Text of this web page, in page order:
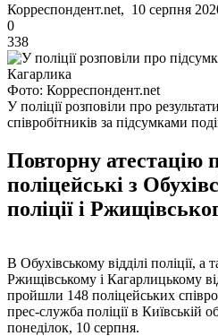
Корреспондент.net, 10 серпня
0
338
Фото: Корреспондент.net
У поліції розповіли про
співробітників за підсумками
Повторну
поліцейські з
поліції і
В Обухівському відділі поліції, а
Ржищівському і Кагарлицькому
пройшли 148 поліцейських
прес-служба поліції в Київській
понеділок, 10 серпня.